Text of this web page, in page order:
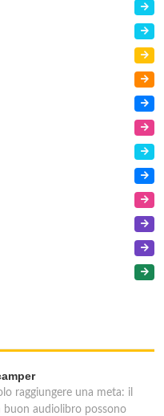
raggiungere una meta: il
buon audiolibro possono